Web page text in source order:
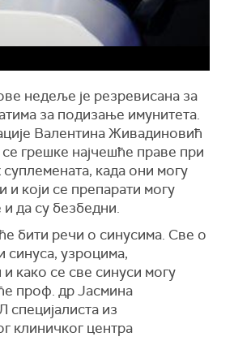
недеље је резревисана за
за подизање имунитета.
Валентина Живадиновић
се грешке најчешће праве при
када они могу
и који се препарати могу
да су безбедни.
бити речи о синусима. Све о
синуса, узроцима,
и како се све синуси могу
проф. др Јасмина
специјалиста из
клиничког центра